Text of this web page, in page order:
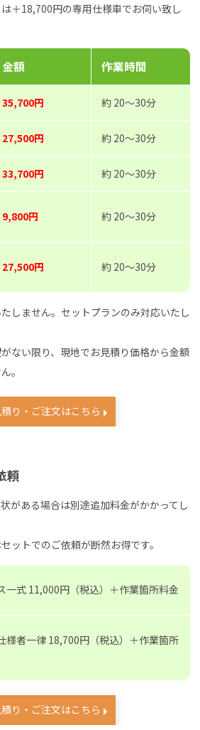
は＋18,700円の専用仕様車でお伺い致し
金額 作業時間
35,700円 約 20～30分
27,500円 約 20～30分
33,700円 約 20～30分
9,800円 約 20～30分
27,500円 約 20～30分
しません。セットプランのみ対応いたし
ない限り、現地でお見積り価格から金額
。
り・ご注文はこちら
頼
がある場合は別途追加料金がかかってし
ットでのご依頼が断然お得です。
一式 11,000円（税込）＋作業箇所料金
様者一律 18,700円（税込）＋作業箇所
り・ご注文はこちら